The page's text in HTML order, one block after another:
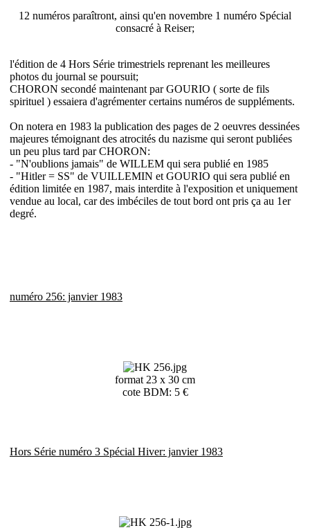
12 numéros paraîtront, ainsi qu'en novembre 1 numéro Spécial
consacré à Reiser;
l'édition de 4 Hors Série trimestriels reprenant les meilleures
photos du journal se poursuit;
CHORON secondé maintenant par GOURIO ( sorte de fils
spirituel ) essaiera d'agrémenter certains numéros de suppléments.
On notera en 1983 la publication des pages de 2 oeuvres dessinées
majeures témoignant des atrocités du nazisme qui seront publiées
un peu plus tard par CHORON:
- "N'oublions jamais" de WILLEM qui sera publié en 1985
- "Hitler = SS" de VUILLEMIN et GOURIO qui sera publié en
édition limitée en 1987, mais interdite à l'exposition et uniquement
vendue au local, car des imbéciles de tout bord ont pris ça au 1er
degré.
numéro 256: janvier 1983
format 23 x 30 cm
cote BDM: 5 €
Hors Série numéro 3 Spécial Hiver: janvier 1983